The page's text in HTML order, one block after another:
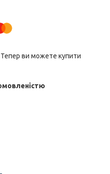
Тепер ви можете купити